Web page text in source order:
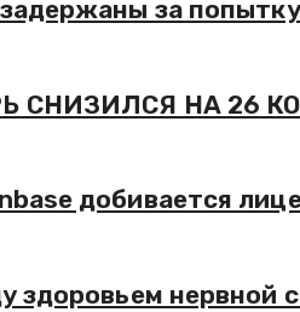
за
СНИЗИЛСЯ НА 26
добивается
здоровьем нервной